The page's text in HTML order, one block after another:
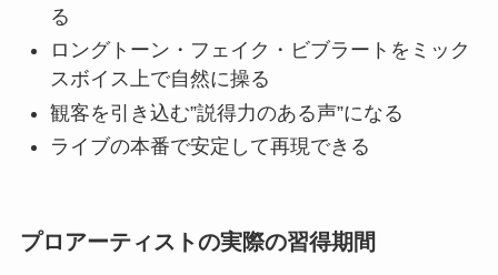
NEWS
LIVE
STAFF BLOG
る
ロングトーン・フェイク・ビブラートをミック
スボイス上で自然に操る
観客を引き込む”説得力のある声”になる
ライブの本番で安定して再現できる
プロアーティストの実際の習得期間